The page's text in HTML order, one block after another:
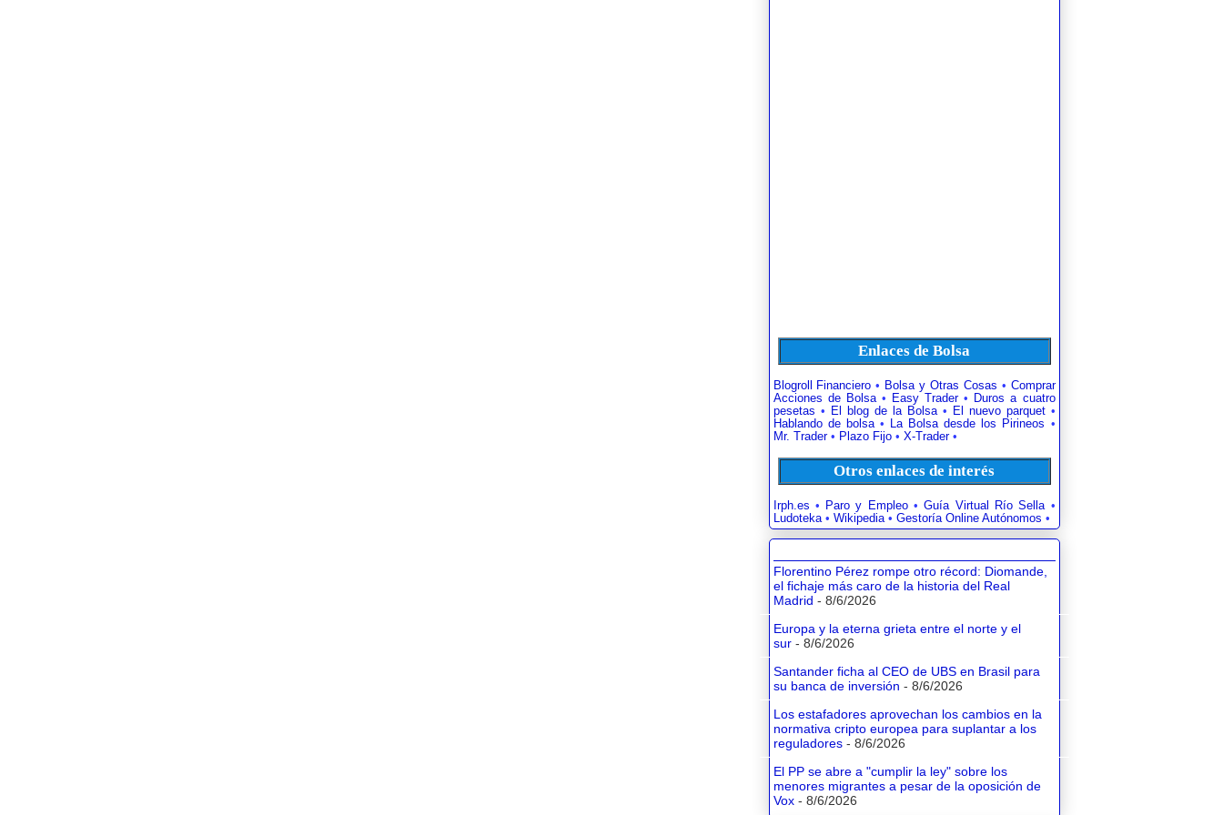
Enlaces de Bolsa
Blogroll Financiero • Bolsa y Otras Cosas • Comprar
Acciones de Bolsa• Easy Trader•
Duros a cuatro
pesetas • El blog de la Bolsa• El nuevo parquet•
Hablando de bolsa• La Bolsa desde los Pirineos •
Mr. Trader• Plazo Fijo• X-Trader•
Otros enlaces de interés
Irph.es • Paro y Empleo•Guía Virtual Río Sella•
Ludoteka• Wikipedia• Gestoría Online Autónomos •
Florentino Pérez rompe otro récord: Diomande,
el fichaje más caro de la historia del Real
Madrid - 8/6/2026
Europa y la eterna grieta entre el norte y el
sur- 8/6/2026
Santander ficha al CEO de UBS en Brasil para
su banca de inversión - 8/6/2026
Los estafadores aprovechan los cambios en la
normativa cripto europea para suplantar a los
reguladores- 8/6/2026
El PP se abre a "cumplir la ley" sobre los
menores migrantes a pesar de la oposición de
Vox- 8/6/2026